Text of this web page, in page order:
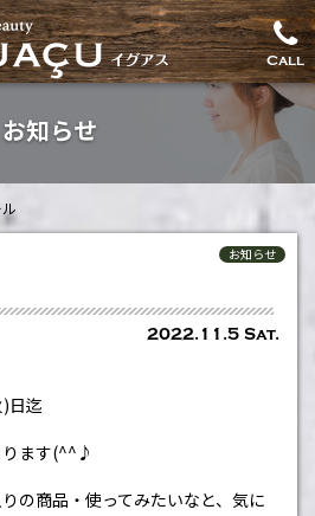
Call
お知らせ
お知らせ
2022.11.5 Sat.
日迄
ます(^^ ♪
の商品・使ってみたいなと、気に